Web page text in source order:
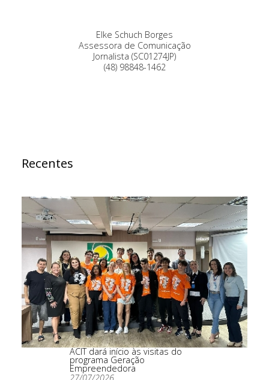
Elke Schuch Borges
Assessora de Comunicação
Jornalista (SC01274JP)
(48) 98848-1462
Recentes
ACIT dará início às visitas do
programa Geração
Empreendedora